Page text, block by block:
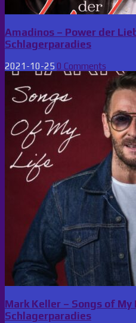
Amadinos – Power der
Schlagerparadies
2021-10-25 0 Comments
Mark Keller – Songs of My
Schlagerparadies